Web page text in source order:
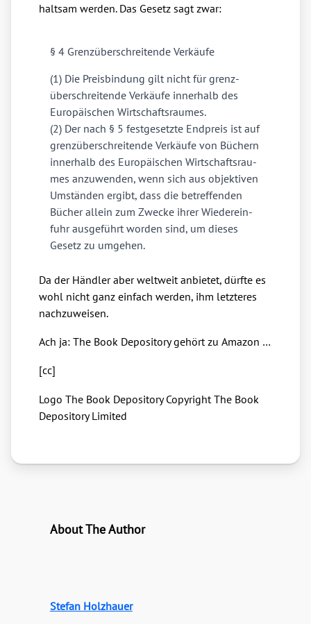
halt­sam wer­den. Das Gesetz sagt zwar:
§ 4 Grenz­über­schrei­ten­de Ver­käu­fe
(1) Die Preis­bin­dung gilt nicht für grenz­
über­schrei­ten­de Ver­käu­fe inner­halb des
Euro­päi­schen Wirt­schafts­rau­mes.
(2) Der nach § 5 fest­ge­setz­te End­preis ist auf
grenz­über­schrei­ten­de Ver­käu­fe von Büchern
inner­halb des Euro­päi­schen Wirt­schafts­rau­
mes anzu­wen­den, wenn sich aus objek­ti­ven
Umstän­den ergibt, dass die betref­fen­den
Bücher allein zum Zwe­cke ihrer Wie­der­ein­
fuhr aus­ge­führt wor­den sind, um die­ses
Gesetz zu umge­hen.
Da der Händ­ler aber welt­weit anbie­tet, dürf­te es
wohl nicht ganz ein­fach wer­den, ihm letz­te­res
nach­zu­wei­sen.
Ach ja: The Book Depo­si­to­ry gehört zu Ama­zon …
[cc]
Logo The Book Depo­si­to­ry Copy­right The Book
Depo­si­to­ry Limi­t­ed
About The Author
Stefan Holzhauer